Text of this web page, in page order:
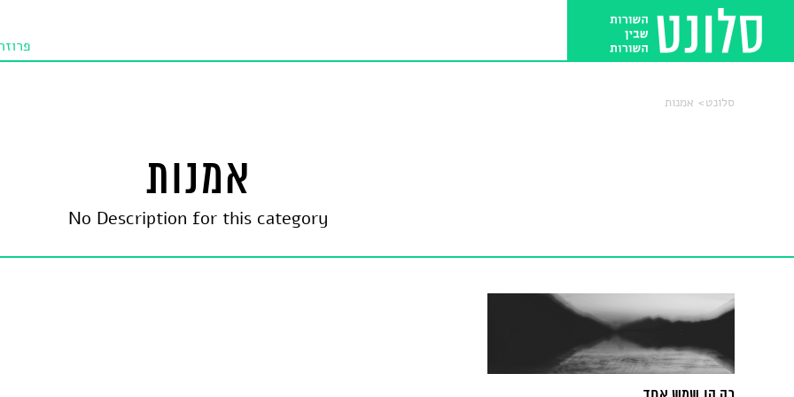
סלונט אמנות
אמנות
No Description for this category